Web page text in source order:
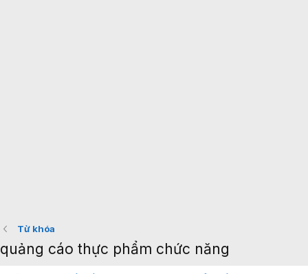
Từ khóa
quảng cáo thực phẩm chức năng